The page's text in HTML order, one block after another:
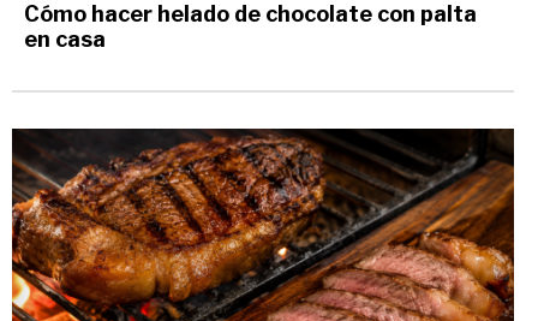
Cómo hacer helado de chocolate con palta
en casa